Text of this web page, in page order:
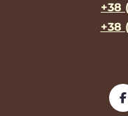
+38
+38